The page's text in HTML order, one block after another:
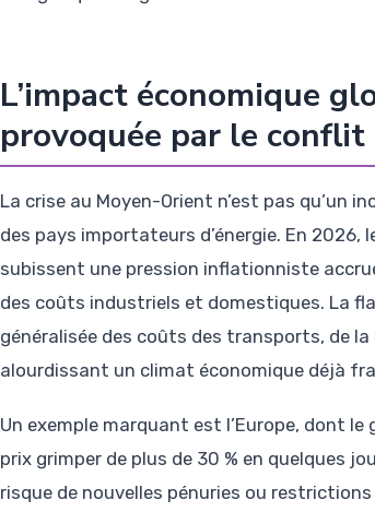
L’impact économique
provoquée par le
La crise au Moyen-Orient n’est pas qu’un
des pays importateurs d’énergie. En
subissent une pression inflationniste
des coûts industriels et domestiques. La
généralisée des coûts des transports, de
alourdissant un climat économique déjà
Un exemple marquant est l’Europe, dont
prix grimper de plus de 30 % en quelques
risque de nouvelles pénuries ou